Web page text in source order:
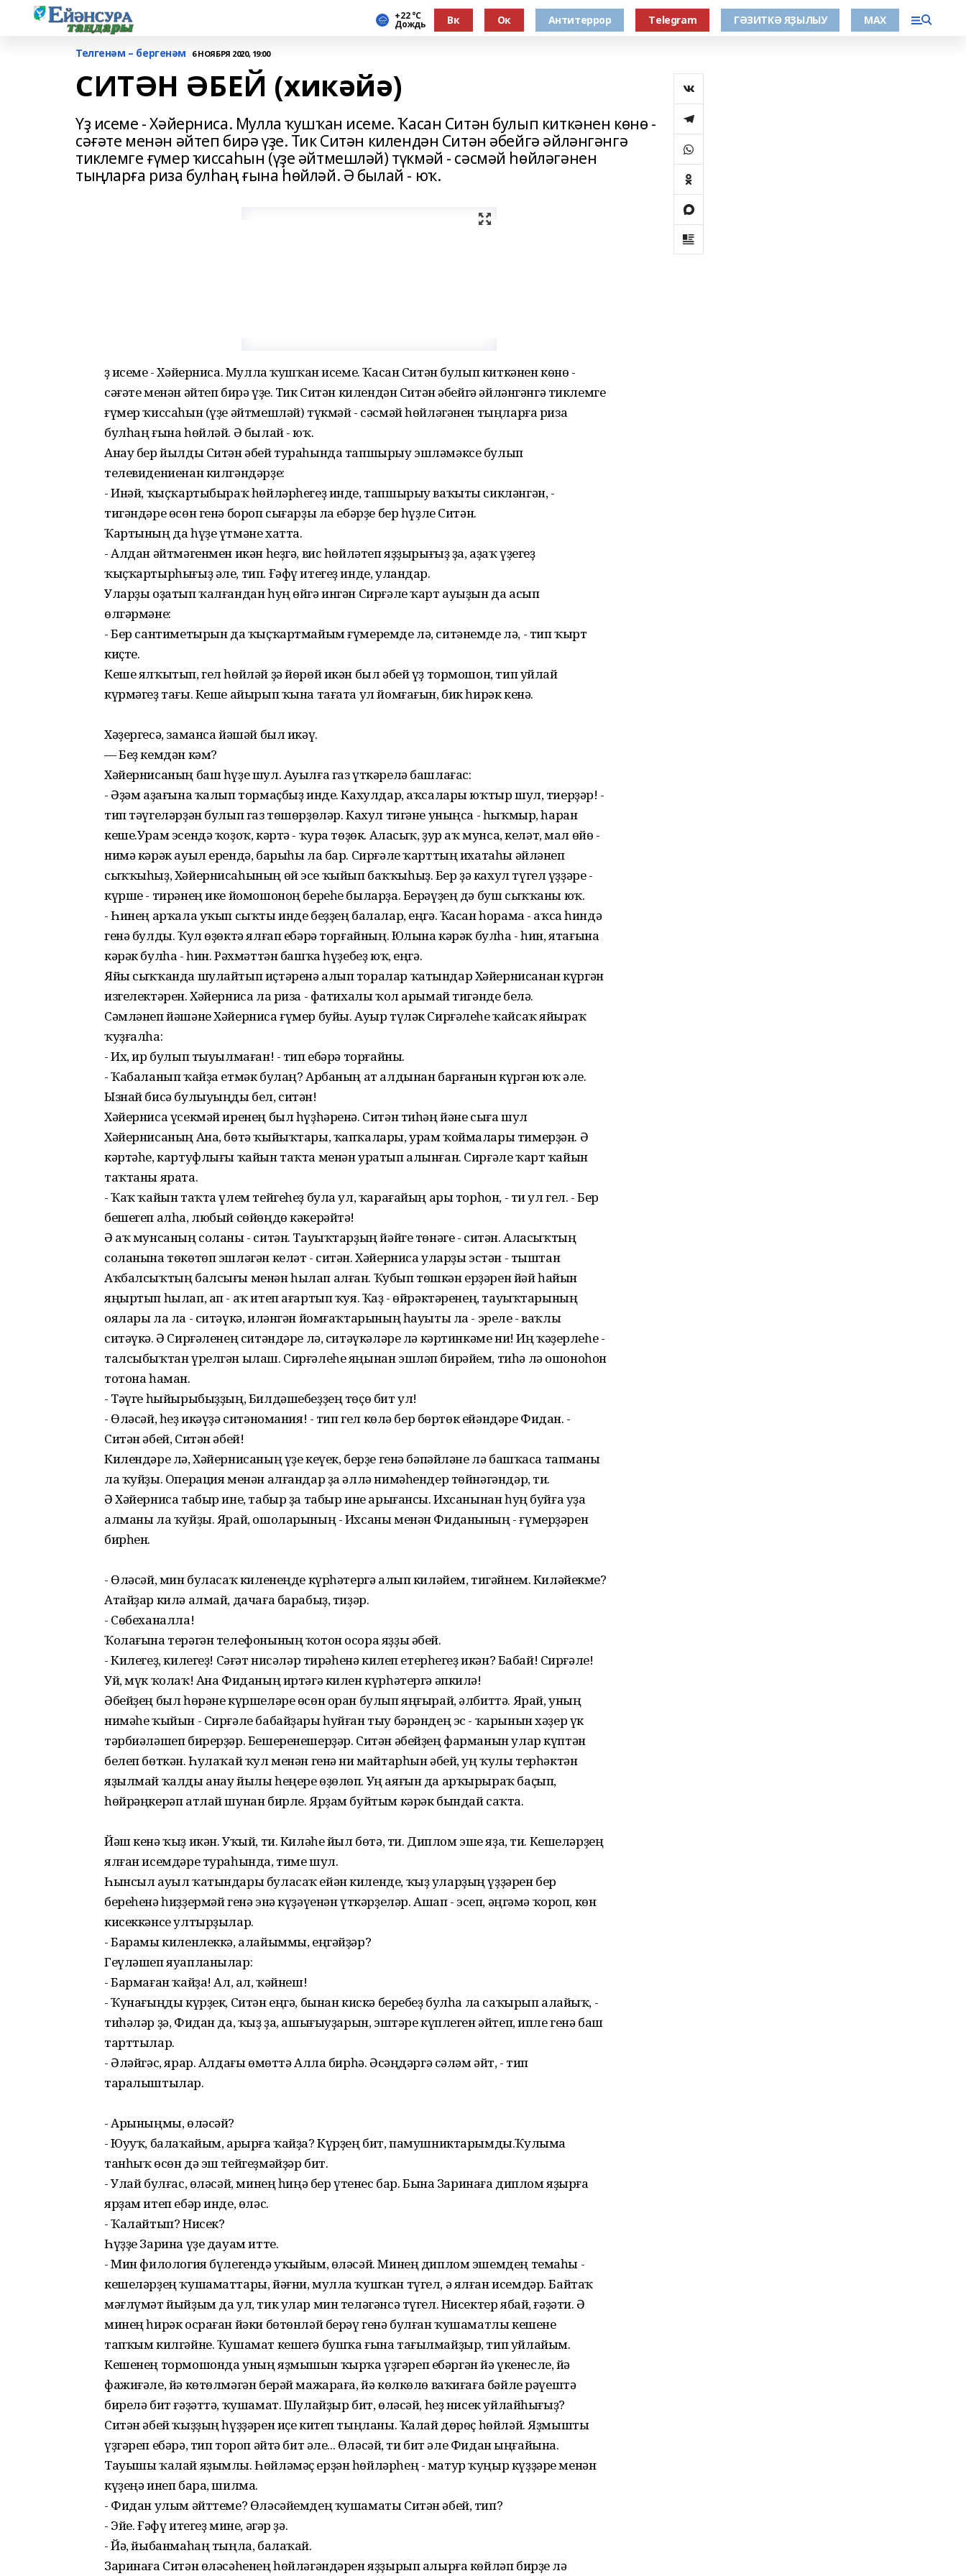
+22 °С
Дождь Вк Ок Антитеррор Тelegram ГӘЗИТКӘ ЯҘЫЛЫУ МАХ
Телгенәм – бергенәм 6 НОЯБРЯ 2020, 19:00
СИТӘН ӘБЕЙ (хикәйә)
Үҙ исеме - Хәйерниса. Мулла ҡушҡан исеме. Ҡасан Ситән булып киткәнен көнө -
сәғәте менән әйтеп бирә үҙе. Тик Ситән килендән Ситән әбейгә әйләнгәнгә
тиклемге ғүмер ҡиссаһын (үҙе әйтмешләй) түкмәй - сәсмәй һөйләгәнен
тыңларға риза булһаң ғына һөйләй. Ә былай - юҡ.
Үҙ исеме - Хәйерниса. Мулла ҡушҡан исеме. Ҡасан Ситән булып киткәнен көнө -
сәғәте менән әйтеп бирә үҙе. Тик Ситән килендән Ситән әбейгә әйләнгәнгә тиклемге
ғүмер ҡиссаһын (үҙе әйтмешләй) түкмәй - сәсмәй һөйләгәнен тыңларға риза
булһаң ғына һөйләй. Ә былай - юҡ.
Анау бер йылды Ситән әбей тураһында тапшырыу эшләмәксе булып
телевидениенан килгәндәрҙе:
- Инәй, ҡыҫҡартыбыраҡ һөйләрһегеҙ инде, тапшырыу ваҡыты сикләнгән, -
тигәндәре өсөн генә бороп сығарҙы ла ебәрҙе бер һүҙле Ситән.
Ҡартының да һүҙе үтмәне хатта.
- Алдан әйтмәгенмен икән һеҙгә, вис һөйләтеп яҙҙырығыҙ ҙа, аҙаҡ үҙегеҙ
ҡыҫҡартырһығыҙ әле, тип. Ғәфү итегеҙ инде, уландар.
Уларҙы оҙатып ҡалғандан һуң өйгә ингән Сирғәле ҡарт ауыҙын да асып
өлгәрмәне:
- Бер сантиметырын да ҡыҫҡартмайым ғүмеремде лә, ситәнемде лә, - тип ҡырт
киҫте.
Кеше ялҡытып, гел һөйләй ҙә йөрөй икән был әбей үҙ тормошон, тип уйлай
күрмәгеҙ тағы. Кеше айырып ҡына тағата ул йомғағын, бик һирәк кенә.
Хәҙергесә, заманса йәшәй был икәү.
— Беҙ кемдән кәм?
Хәйернисаның баш һүҙе шул. Ауылға газ үткәрелә башлағас:
- Әҙәм аҙағына ҡалып тормаҫбыҙ инде. Кахулдар, аҡсалары юҡтыр шул, тиерҙәр! -
тип тәүгеләрҙән булып газ төшөрҙөләр. Кахул тигәне уныңса - һыҡмыр, һаран
кеше.Урам эсендә ҡоҙоҡ, кәртә - ҡура төҙөк. Аласыҡ, ҙур аҡ мунса, келәт, мал өйө -
нимә кәрәк ауыл ерендә, барыһы ла бар. Сирғәле ҡарттың ихатаһы әйләнеп
сыҡҡыһыҙ, Хәйернисаһының өй эсе ҡыйып баҡҡыһыҙ. Бер ҙә кахул түгел үҙҙәре -
күрше - тирәнең ике йомошоноң береһе быларҙа. Берәүҙең дә буш сыҡҡаны юҡ.
- Һинең арҡала уҡып сыҡты инде беҙҙең балалар, еңгә. Ҡасан һорама - аҡса һиндә
генә булды. Ҡул өҙөктә ялғап ебәрә торғайның. Юлына кәрәк булһа - һин, ятағына
кәрәк булһа - һин. Рәхмәттән башҡа һүҙебеҙ юҡ, еңгә.
Яйы сыҡҡанда шулайтып иҫтәренә алып торалар ҡатындар Хәйернисанан күргән
изгелектәрен. Хәйерниса ла риза - фатихалы ҡол арымай тигәнде белә.
Сәмләнеп йәшәне Хәйерниса ғүмер буйы. Ауыр түләк Сирғәлеһе ҡайсаҡ яйыраҡ
ҡуҙғалһа:
- Их, ир булып тыуылмаған! - тип ебәрә торғайны.
- Ҡабаланып ҡайҙа етмәк булаң? Арбаның ат алдынан барғанын күргән юҡ әле.
Ызнай бисә булыуыңды бел, ситән!
Хәйерниса үсекмәй иренең был һүҙһәренә. Ситән тиһәң йәне сыға шул
Хәйернисаның Ана, бөтә ҡыйыҡтары, ҡапҡалары, урам ҡоймалары тимерҙән. Ә
кәртәһе, картуфлығы ҡайын таҡта менән уратып алынған. Сирғәле ҡарт ҡайын
таҡтаны ярата.
- Ҡаҡ ҡайын таҡта үлем тейгеһеҙ була ул, ҡарағайың ары торһон, - ти ул гел. - Бер
бешегеп алһа, любый сөйөңдө кәкерәйтә!
Ә аҡ мунсаның соланы - ситән. Тауыҡтарҙың йәйге төнәге - ситән. Аласыҡтың
соланына төкөтөп эшләгән келәт - ситән. Хәйерниса уларҙы эстән - тыштан
Аҡбалсыҡтың балсығы менән һылап алған. Ҡубып төшкән ерҙәрен йәй һайын
яңыртып һылап, ап - аҡ итеп ағартып ҡуя. Ҡаҙ - өйрәктәренең, тауыҡтарының
оялары ла ла - ситәүкә, иләнгән йомғаҡтарының һауыты ла - эреле - ваҡлы
ситәүкә. Ә Сирғәленең ситәндәре лә, ситәүкәләре лә кәртинкәме ни! Иң ҡәҙерлеһе -
талсыбыҡтан үрелгән ылаш. Сирғәлеһе яңынан эшләп бирәйем, тиһә лә ошоноһон
тотона һаман.
- Тәүге һыйырыбыҙҙың, Билдәшебеҙҙең төҫө бит ул!
- Өләсәй, һеҙ икәүҙә ситәномания! - тип гел көлә бер бөртөк ейәндәре Фидан. -
Ситән әбей, Ситән әбей!
Килендәре лә, Хәйернисаның үҙе кеүек, берҙе генә бәпәйләне лә башҡаса тапманы
ла ҡуйҙы. Операция менән алғандар ҙа әллә нимәһендер төйнәгәндәр, ти.
Ә Хәйерниса табыр ине, табыр ҙа табыр ине арығансы. Ихсанынан һуң буйға уҙа
алманы ла ҡуйҙы. Ярай, ошоларының - Ихсаны менән Фиданының - ғүмерҙәрен
бирһен.
- Өләсәй, мин буласаҡ киленеңде күрһәтергә алып киләйем, тигәйнем. Киләйекме?
Атайҙар килә алмай, дачаға барабыҙ, тиҙәр.
- Сөбеханалла!
Ҡолағына терәгән телефонының ҡотон осора яҙҙы әбей.
- Килегеҙ, килегеҙ! Сәғәт нисәләр тирәһенә килеп етерһегеҙ икән? Бабай! Сирғәле!
Уй, мүк ҡолаҡ! Ана Фиданың иртәгә килен күрһәтергә әпкилә!
Әбейҙең был һөрәне күршеләре өсөн оран булып яңғырай, әлбиттә. Ярай, уның
нимәһе ҡыйын - Сирғәле бабайҙары һуйған тыу бәрәндең эс - ҡарынын хәҙер үк
тәрбиәләшеп бирерҙәр. Бешеренешерҙәр. Ситән әбейҙең фарманын улар күптән
белеп бөткән. Һулаҡай ҡул менән генә ни майтарһын әбей, уң ҡулы терһәктән
яҙылмай ҡалды анау йылы һеңере өҙөлөп. Уң аяғын да арҡырыраҡ баҫып,
һөйрәңкерәп атлай шунан бирле. Ярҙам буйтым кәрәк бындай саҡта.
Йәш кенә ҡыҙ икән. Уҡый, ти. Киләһе йыл бөтә, ти. Диплом эше яҙа, ти. Кешеләрҙең
ялған исемдәре тураһында, тиме шул.
Һынсыл ауыл ҡатындары буласаҡ ейән киленде, ҡыҙ уларҙың үҙҙәрен бер
береһенә һиҙҙермәй генә энә күҙәүенән үткәрҙеләр. Ашап - эсеп, әңгәмә ҡороп, көн
кисеккәнсе ултырҙылар.
- Барамы киленлеккә, алайыммы, еңгәйҙәр?
Геүләшеп яуапланылар:
- Бармаған ҡайҙа! Ал, ал, ҡәйнеш!
- Ҡунағыңды күрҙек, Ситән еңгә, бынан кискә беребеҙ булһа ла саҡырып алайыҡ, -
тиһәләр ҙә, Фидан да, ҡыҙ ҙа, ашығыуҙарын, эштәре күплеген әйтеп, ипле генә баш
тарттылар.
- Әләйгәс, ярар. Алдағы өмөттә Алла бирһә. Әсәңдәргә сәләм әйт, - тип
таралыштылар.
- Арыныңмы, өләсәй?
- Юууҡ, балаҡайым, арырға ҡайҙа? Күрҙең бит, памушниктарымды.Ҡулыма
танһыҡ өсөн дә эш тейгеҙмәйҙәр бит.
- Улай булғас, өләсәй, минең һиңә бер үтенес бар. Бына Заринаға диплом яҙырға
ярҙам итеп ебәр инде, өләс.
- Ҡалайтып? Нисек?
Һүҙҙе Зарина үҙе дауам итте.
- Мин филология бүлегендә уҡыйым, өләсәй. Минең диплом эшемдең темаһы -
кешеләрҙең ҡушаматтары, йәғни, мулла ҡушҡан түгел, ә ялған исемдәр. Байтаҡ
мәғлүмәт йыйҙым да ул, тик улар мин теләгәнсә түгел. Нисектер ябай, ғәҙәти. Ә
минең һирәк осраған йәки бөтөнләй берәү генә булған ҡушаматлы кешене
тапҡым килгәйне. Ҡушамат кешегә бушҡа ғына тағылмайҙыр, тип уйлайым.
Кешенең тормошонда уның яҙмышын ҡырҡа үҙгәреп ебәргән йә үкенесле, йә
фажиғәле, йә көтөлмәгән берәй мажараға, йә көлкөлө ваҡиғаға бәйле рәүештә
бирелә бит ғәҙәттә, ҡушамат. Шулайҙыр бит, өләсәй, һеҙ нисек уйлайһығыҙ?
Ситән әбей ҡыҙҙың һүҙҙәрен иҫе китеп тыңланы. Ҡалай дөрөҫ һөйләй. Яҙмышты
үҙгәреп ебәрә, тип тороп әйтә бит әле... Өләсәй, ти бит әле Фидан ыңғайына.
Тауышы ҡалай яҙымлы. Һөйләмәҫ ерҙән һөйләрһең - матур ҡуңыр күҙҙәре менән
күҙеңә инеп бара, шилма.
- Фидан улым әйттеме? Өләсәйемдең ҡушаматы Ситән әбей, тип?
- Эйе. Ғәфү итегеҙ мине, әгәр ҙә.
- Йә, йыбанмаһаң тыңла, балаҡай.
Заринаға Ситән өләсәһенең һөйләгәндәрен яҙҙырып алырға көйләп бирҙе лә